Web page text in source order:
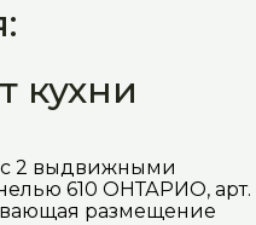
кухни
с 2 выдвижными
610 ОНТАРИО, арт.
размещение